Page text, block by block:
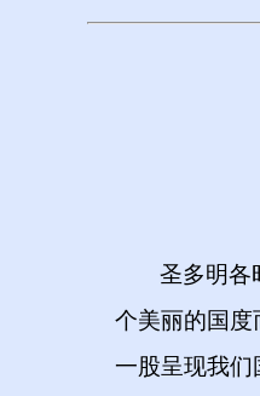
圣多明各
个美丽的国
一股呈现我们